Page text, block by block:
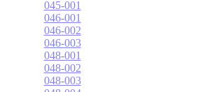
045-001
046-001
046-002
046-003
048-001
048-002
048-003